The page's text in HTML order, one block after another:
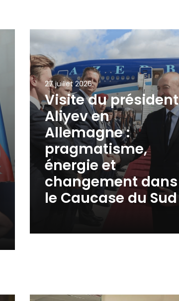
27 juillet 2026
Visite du président
Aliyev en
Allemagne :
pragmatisme,
énergie et
changement dans
le Caucase du Sud